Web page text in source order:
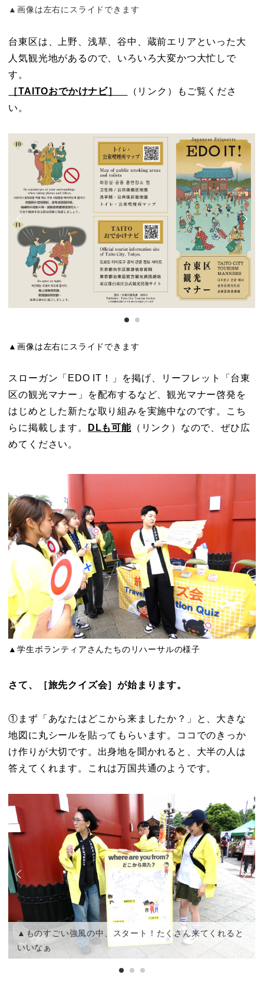
▲画像は左右にスライドできます
台東区は、上野、浅草、谷中、蔵前エリアといった大
人気観光地があるので、いろいろ大変かつ大忙しで
す。
［TAITOおでかけナビ］
（リンク）もご覧くださ
い。
▲画像は左右にスライドできます
スローガン「EDO IT！」を掲げ、リーフレット「台東
区の観光マナー」を配布するなど、観光マナー啓発を
はじめとした新たな取り組みを実施中なのです。こち
らに掲載します。
DLも可能（リンク）なので、ぜひ広
めてください。
▲学生ボランティアさんたちのリハーサルの様子
さて、［旅先クイズ会］が始まります。
①まず「あなたはどこから来ましたか？」と、大きな
地図に丸シールを貼ってもらいます。ココでのきっか
け作りが大切です。出身地を聞かれると、大半の人は
答えてくれます。これは万国共通のようです。
▲ものすごい強風の中、スタート！たくさん来てくれると
いいなぁ